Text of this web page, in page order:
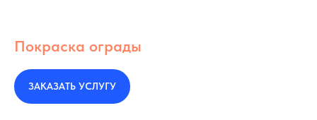
Покраска ограды
ЗАКАЗАТЬ УСЛУГУ